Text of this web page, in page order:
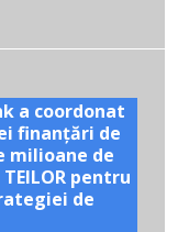
a coordonat
finanțări de
milioane de
pentru
de